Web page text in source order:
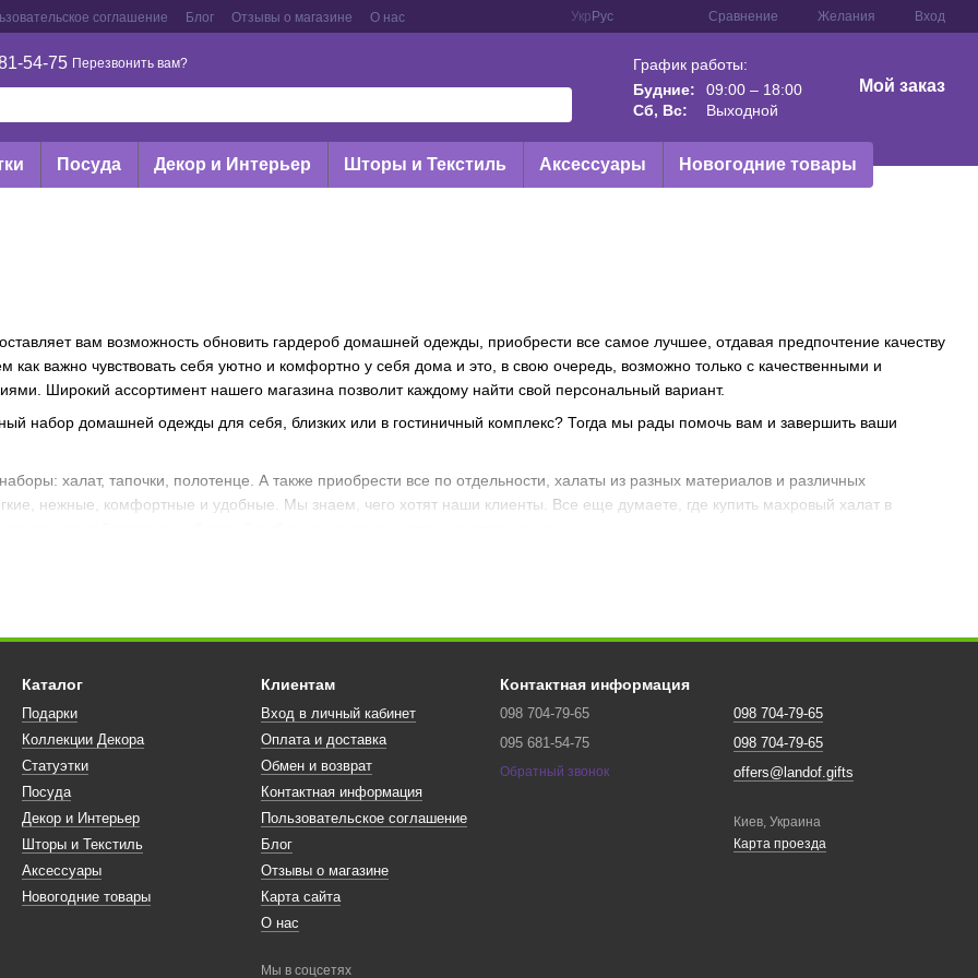
соглашение Блог Отзывы о магазине О нас Укр Рус Сравнение Желания Вход
54-75 Перезвонить вам?
График работы:
Будние:
09:00 – 18:00
Сб, Вс:
Выходной
Мой заказ
Посуда Декор и Интерьер Шторы и Текстиль Аксессуары Новогодние товары
вам возможность обновить гардероб домашней одежды, приобрести все самое лучшее, отдавая предпочтение качеству
важно чувствовать себя уютно и комфортно у себя дома и это, в свою очередь, возможно только с качественными и
Широкий ассортимент нашего магазина позволит каждому найти свой персональный вариант.
набор домашней одежды для себя, близких или в гостиничный комплекс? Тогда мы рады помочь вам и завершить ваши
халат, тапочки, полотенце. А также приобрести все по отдельности, халаты из разных материалов и различных
нежные, комфортные и удобные. Мы знаем, чего хотят наши клиенты. Все еще думаете, где купить махровый халат в
материалы;
вашей кожи;
услугами, вы получите множество преимуществ, возможность заказывать оригинальные новинки, следить за пополнением
бесплатную доставку по всей Украине!
и мы сделаем вашу жизнь легче!
Каталог
Подарки
Коллекции Декора
Статуэтки
Посуда
Декор и Интерьер
Шторы и Текстиль
Аксессуары
Новогодние товары
Клиентам
Вход в личный кабинет
Оплата и доставка
Обмен и возврат
Контактная информация
Пользовательское соглашение
Блог
Отзывы о магазине
Карта сайта
О нас
Мы в соцсетях
Контактная информация
098 704-79-65
095 681-54-75
Обратный звонок
098 704-79-65
098 704-79-65
offers@landof.gifts
Киев, Украина
Карта проезда